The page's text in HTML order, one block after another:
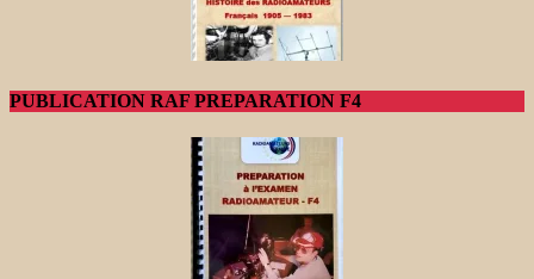
PUBLICATION RAF PREPARATION F4